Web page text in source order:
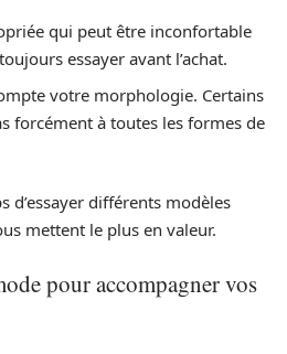
qui peut être inconfortable
essayer avant l’achat.
votre morphologie. Certains
forcément à toutes les formes de
d’essayer différents modèles
mettent le plus en valeur.
pour accompagner vos